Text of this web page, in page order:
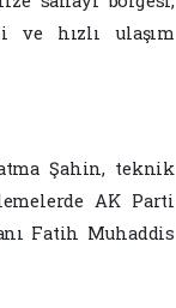
ve hızlı ulaşım
Şahin, teknik
AK Parti
Fatih Muhaddis